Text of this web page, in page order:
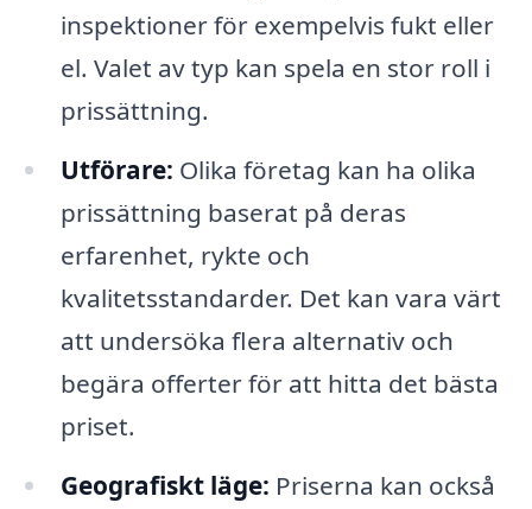
inspektioner för exempelvis fukt eller
el. Valet av typ kan spela en stor roll i
prissättning.
Utförare: Olika företag kan ha olika
prissättning baserat på deras
erfarenhet, rykte och
kvalitetsstandarder. Det kan vara värt
att undersöka flera alternativ och
begära offerter för att hitta det bästa
priset.
Geografiskt läge: Priserna kan också